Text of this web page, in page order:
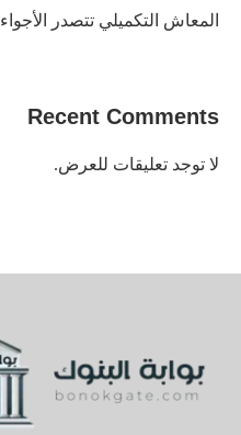
المعاش التكميلي تتصدر الأجواء
Recent Comments
لا توجد تعليقات للعرض.